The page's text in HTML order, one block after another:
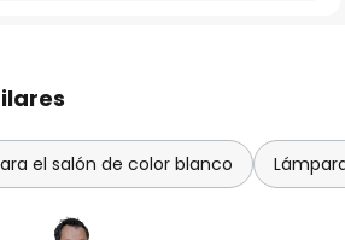
el salón de color blanco